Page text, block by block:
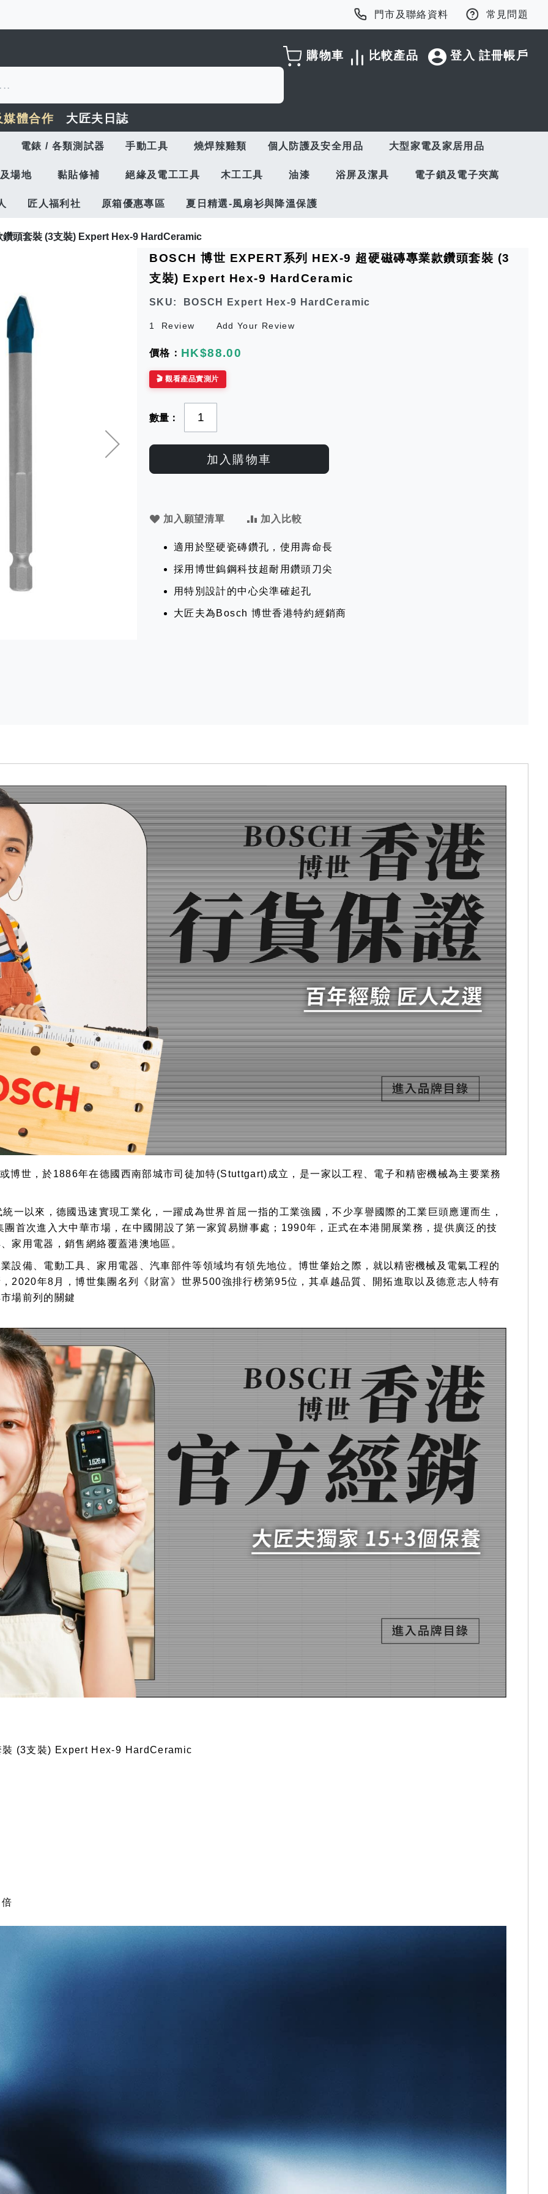
門市及聯絡資料 常見問題
登入 註冊帳戶
比較產品
購物車
體合作 大匠夫日誌
電錶 / 各類測試器 手動工具 燒焊辣雞類 個人防護及安全用品 大型家電及家居用品
場地 黏貼修補 絕緣及電工工具 木工工具 油漆 浴屏及潔具 電子鎖及電子夾萬
匠人福利社 原箱優惠專區 夏日精選-風扇衫與降溫保護
頭套裝 (3支裝) Expert Hex-9 HardCeramic
BOSCH 博世 EXPERT系列 HEX-9 超硬磁磚專業款鑽頭套裝 (3
支裝) Expert Hex-9 HardCeramic
SKU BOSCH Expert Hex-9 HardCeramic
1 Review Add Your Review
HK$88.00
🎬 觀看產品實測片
數量
加入購物車
加入願望清單 加入比較
適用於堅硬瓷磚鑽孔，使用壽命長
採用博世鎢鋼科技超耐用鑽頭刀尖
用特別設計的中心尖準確起孔
大匠夫為Bosch 博世香港特約經銷商
世，於1886年在德國西南部城市司徒加特(Stuttgart)成立，是一家以工程、電子和精密機械為主要業務
一以來，德國迅速實現工業化，一躍成為世界首屈一指的工業強國，不少享譽國際的工業巨頭應運而生，
首次進入大中華市場，在中國開設了第一家貿易辦事處；1990年，正式在本港開展業務，提供廣泛的技
家用電器，銷售網絡覆蓋港澳地區。
設備、電動工具、家用電器、汽車部件等領域均有領先地位。博世肇始之際，就以精密機械及電氣工程的
2020年8月，博世集團名列《財富》世界500強排行榜第95位，其卓越品質、開拓進取以及德意志人特有
場前列的關鍵
裝 (3支裝) Expert Hex-9 HardCeramic